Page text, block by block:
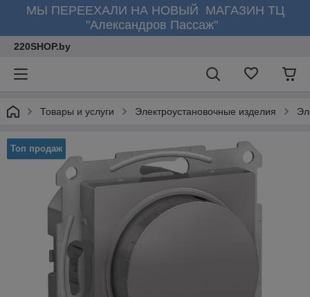
МЫ ПЕРЕЕХАЛИ НА НОВЫЙ МАГАЗИН ТЦ
"Александров Пассаж"
220SHOP.by
Товары и услуги Электроустановочные изделия
Топ продаж